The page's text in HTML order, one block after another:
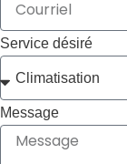
Service désiré
Message